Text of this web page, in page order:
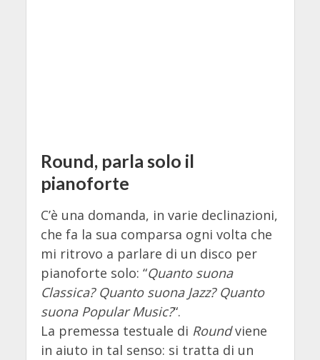
Round, parla solo il
pianoforte
C’è una domanda, in varie declinazioni,
che fa la sua comparsa ogni volta che
mi ritrovo a parlare di un disco per
pianoforte solo: “Quanto suona
Classica? Quanto suona Jazz? Quanto
suona Popular Music?“.
La premessa testuale di Roundviene
in aiuto in tal senso: si tratta di un